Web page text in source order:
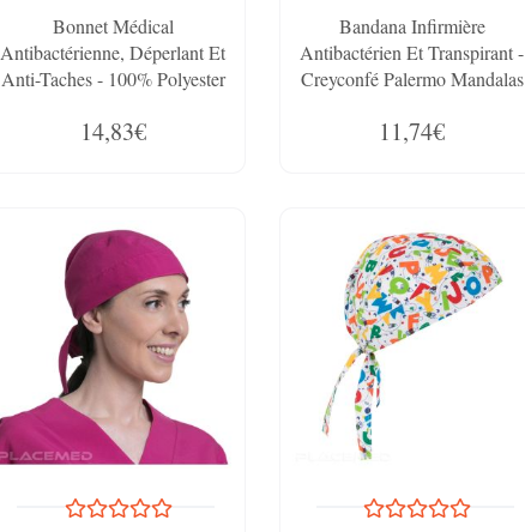
Bonnet Médical
Antibactérienne, Déperlant Et
Anti-Taches - 100% Polyester
14,83€
Bandana Infirmière
Antibactérien Et Transpirant -
Creyconfé Palermo Mandalas
11,74€